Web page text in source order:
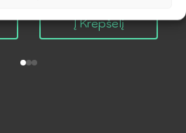
Į Krepšelį